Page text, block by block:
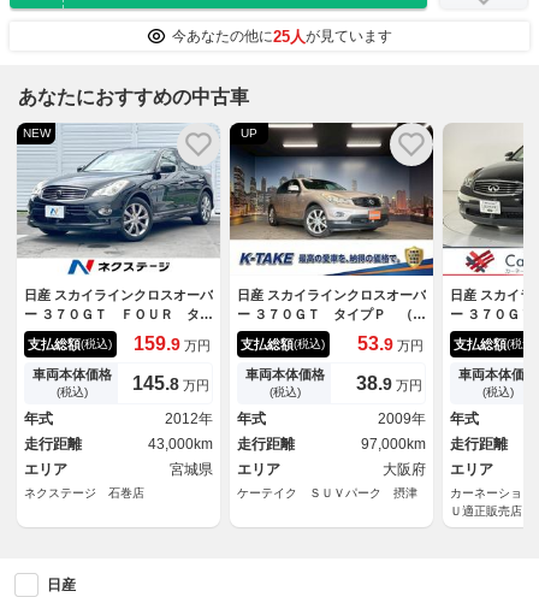
今あなたの他に25人が見ています
あなたにおすすめの中古車
NEW
日産 スカイラインクロスオーバ
ー ３７０ＧＴ ＦＯＵＲ タイ
プＰ ４ＷＤ 純正メーカーナ
ビ ＢＯＳＥサウンド ブラッ
ク革シート アラウンドビュー
モニター 前席シートヒータ
ー ＨＩＤライト インテリジ
ェントキー パワーシート 純
正１８インチアルミホイール
禁煙車
支払総額(税込) 159.9 万円
車両本体価格
(税込) 145.8 万円
年式
2012年
走行距離
43,000km
エリア
宮城県
ネクステージ 石巻店
UP
日産 スカイラインクロスオーバ
ー ３７０ＧＴ タイプＰ （禁
煙車）（茶本革）（メーカーナ
ビ）（アラウンドビュー）（パ
ワーシート）（スマートキー）
（シートヒーター）（オートラ
イト）（ＨＩＤヘッドライト）
（Ｂｌｕｅｔｏｏｔｈ）（ＥＴ
Ｃ）（純正１８インチＡＷ）
支払総額(税込) 53.9 万円
車両本体価格
(税込) 38.9 万円
年式
2009年
走行距離
97,000km
エリア
大阪府
ケーテイク ＳＵＶパーク 摂津
日産 スカイラ
ー ３７０Ｇ
オーナー／サ
Ｅサウンド／
プ／オートラ
ＡＦＳ／電動
ステアリング
／前席パワー
バックカメラ
支払総額(税込)
車両本体価格
(税込)
年式
走行距離
エリア
カーネーショ
Ｕ適正販売店
日産